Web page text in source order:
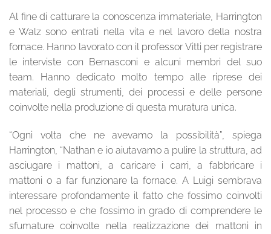
Al fine di catturare la conoscenza immateriale, Harrington
e Walz sono entrati nella vita e nel lavoro della nostra
fornace. Hanno lavorato con il professor Vitti per registrare
le interviste con Bernasconi e alcuni membri del suo
team. Hanno dedicato molto tempo alle riprese dei
materiali, degli strumenti, dei processi e delle persone
coinvolte nella produzione di questa muratura unica.
“Ogni volta che ne avevamo la possibilità”, spiega
Harrington, “Nathan e io aiutavamo a pulire la struttura, ad
asciugare i mattoni, a caricare i carri, a fabbricare i
mattoni o a far funzionare la fornace. A Luigi sembrava
interessare profondamente il fatto che fossimo coinvolti
nel processo e che fossimo in grado di comprendere le
sfumature coinvolte nella realizzazione dei mattoni in